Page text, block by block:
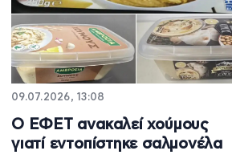
09.07.2026, 13:08
Ο ΕΦΕΤ ανακαλεί χούμους
γιατί εντοπίστηκε σαλμονέλα